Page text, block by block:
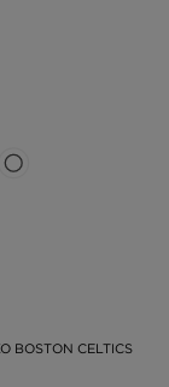
BOSTON CELTICS